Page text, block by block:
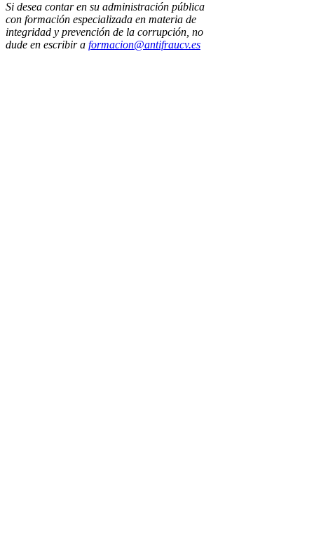
Si desea contar en su administración pública
con formación especializada en materia de
integridad y prevención de la corrupción, no
dude en escribir a formacion@antifraucv.es